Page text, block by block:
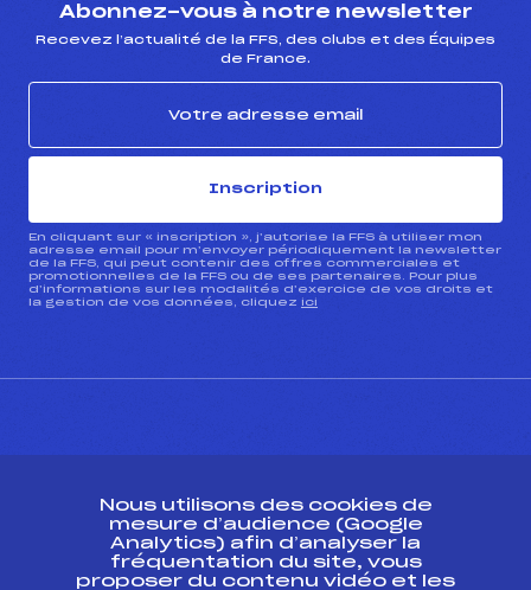
Abonnez-vous à notre newsletter
Recevez l’actualité de la FFS, des clubs et des Équipes
de France.
Inscription
En cliquant sur « inscription », j’autorise la FFS à utiliser mon
adresse email pour m’envoyer périodiquement la newsletter
de la FFS, qui peut contenir des offres commerciales et
promotionnelles de la FFS ou de ses partenaires. Pour plus
d’informations sur les modalités d’exercice de vos droits et
la gestion de vos données, cliquez ici
ESPACE PRESSE
Ressources
Nous utilisons des cookies de
mesure d’audience (Google
Analytics) afin d’analyser la
fréquentation du site, vous
proposer du contenu vidéo et les